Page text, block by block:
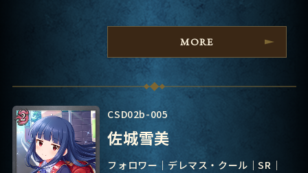
MORE
CSD02b-005
佐城雪美
フォロワー デレマス・クール
SR